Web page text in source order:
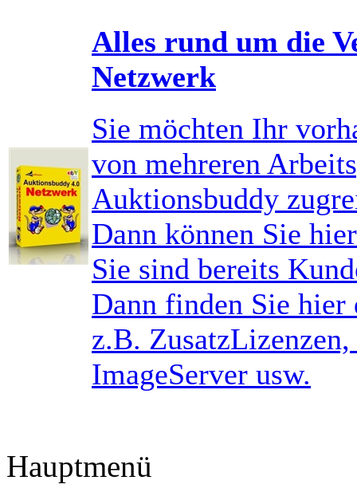
Alles rund um die
Netzwerk
Sie möchten Ihr
von mehreren
Auktionsbuddy
Dann können Sie
Sie sind bereits
Dann finden Sie
z.B.
ImageServer usw.
Hauptmenü